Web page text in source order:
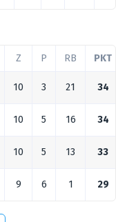
Z P RB PKT
10 3 21 34
10 5 16 34
10 5 13 33
9 6 1 29